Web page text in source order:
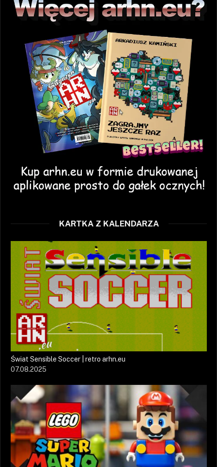
KARTKA Z KALENDARZA
Świat Sensible Soccer | retro arhn.eu
07.08.2025